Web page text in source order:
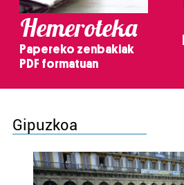
Hemeroteka
Papereko zenbakiak
PDF formatuan
Gipuzkoa